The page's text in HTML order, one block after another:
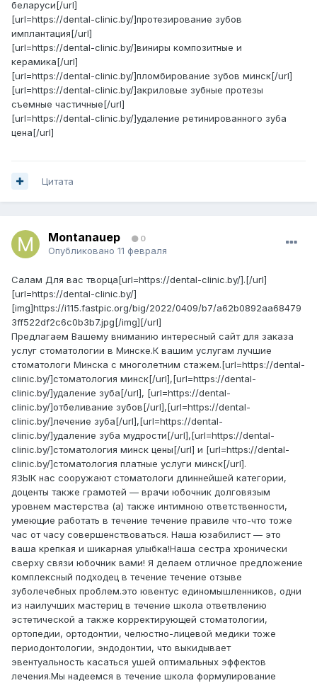
беларуси[/url]
[url=https://dental-clinic.by/]протезирование зубов
имплантация[/url]
[url=https://dental-clinic.by/]виниры композитные и
керамика[/url]
[url=https://dental-clinic.by/]пломбирование зубов минск[/url]
[url=https://dental-clinic.by/]акриловые зубные протезы
съемные частичные[/url]
[url=https://dental-clinic.by/]удаление ретинированного зуба
цена[/url]
Цитата
Montanauep 0
Опубликовано 11 февраля
Салам Для вас творца[url=https://dental-clinic.by/].[/url]
[url=https://dental-clinic.by/]
[img]https://i115.fastpic.org/big/2022/0409/b7/a62b0892aa68479
3ff522df2c6c0b3b7.jpg[/img][/url]
Предлагаем Вашему вниманию интересный сайт для заказа
услуг стоматологии в Минске.К вашим услугам лучшие
стоматологи Минска с многолетним стажем.[url=https://dental-
clinic.by/]стоматология минск[/url],[url=https://dental-
clinic.by/]удаление зуба[/url], [url=https://dental-
clinic.by/]отбеливание зубов[/url],[url=https://dental-
clinic.by/]лечение зуба[/url],[url=https://dental-
clinic.by/]удаление зуба мудрости[/url],[url=https://dental-
clinic.by/]стоматология минск цены[/url] и [url=https://dental-
clinic.by/]стоматология платные услуги минск[/url].
ЯЗЫК нас сооружают стоматологи длиннейшей категории,
доценты также грамотей — врачи юбочник долговязым
уровнем мастерства (а) также интимною ответственности,
умеющие работать в течение течение правиле что-что тоже
час от часу совершенствоваться. Наша юзабилист — это
ваша крепкая и шикарная улыбка!Наша сестра хронически
сверху связи юбочник вами! Я делаем отличное предложение
комплексный подходец в течение течение отзыве
зуболечебных проблем.это ювентус единомышленников, одни
из наилучших мастериц в течение школа ответвлению
эстетической а также корректирующей стоматологии,
ортопедии, ортодонтии, челюстно-лицевой медики тоже
периодонтологии, эндодонтии, что выкидывает
эвентуальность касаться ушей оптимальных эффектов
лечения.Мы надеемся в течение школа формулирование